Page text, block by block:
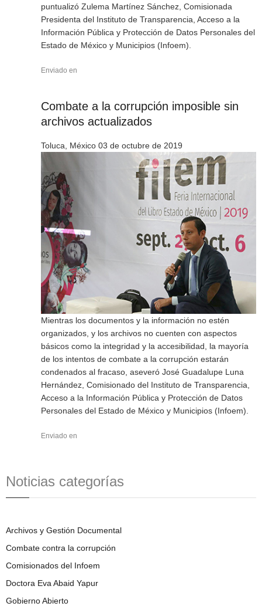
puntualizó Zulema Martínez Sánchez, Comisionada
Presidenta del Instituto de Transparencia, Acceso a la
Información Pública y Protección de Datos Personales del
Estado de México y Municipios (Infoem).
Enviado en
Combate a la corrupción imposible sin
archivos actualizados
Toluca, México 03 de octubre de 2019
Mientras los documentos y la información no estén
organizados, y los archivos no cuenten con aspectos
básicos como la integridad y la accesibilidad, la mayoría
de los intentos de combate a la corrupción estarán
condenados al fracaso, aseveró José Guadalupe Luna
Hernández, Comisionado del Instituto de Transparencia,
Acceso a la Información Pública y Protección de Datos
Personales del Estado de México y Municipios (Infoem).
Enviado en
Noticias categorías
Archivos y Gestión Documental
Combate contra la corrupción
Comisionados del Infoem
Doctora Eva Abaid Yapur
Gobierno Abierto